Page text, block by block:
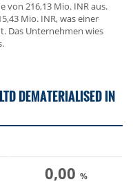
von 216,13 Mio. INR aus.
Mio. INR, was einer
Das Unternehmen wies
DEMATERIALISED IN
0,00 %